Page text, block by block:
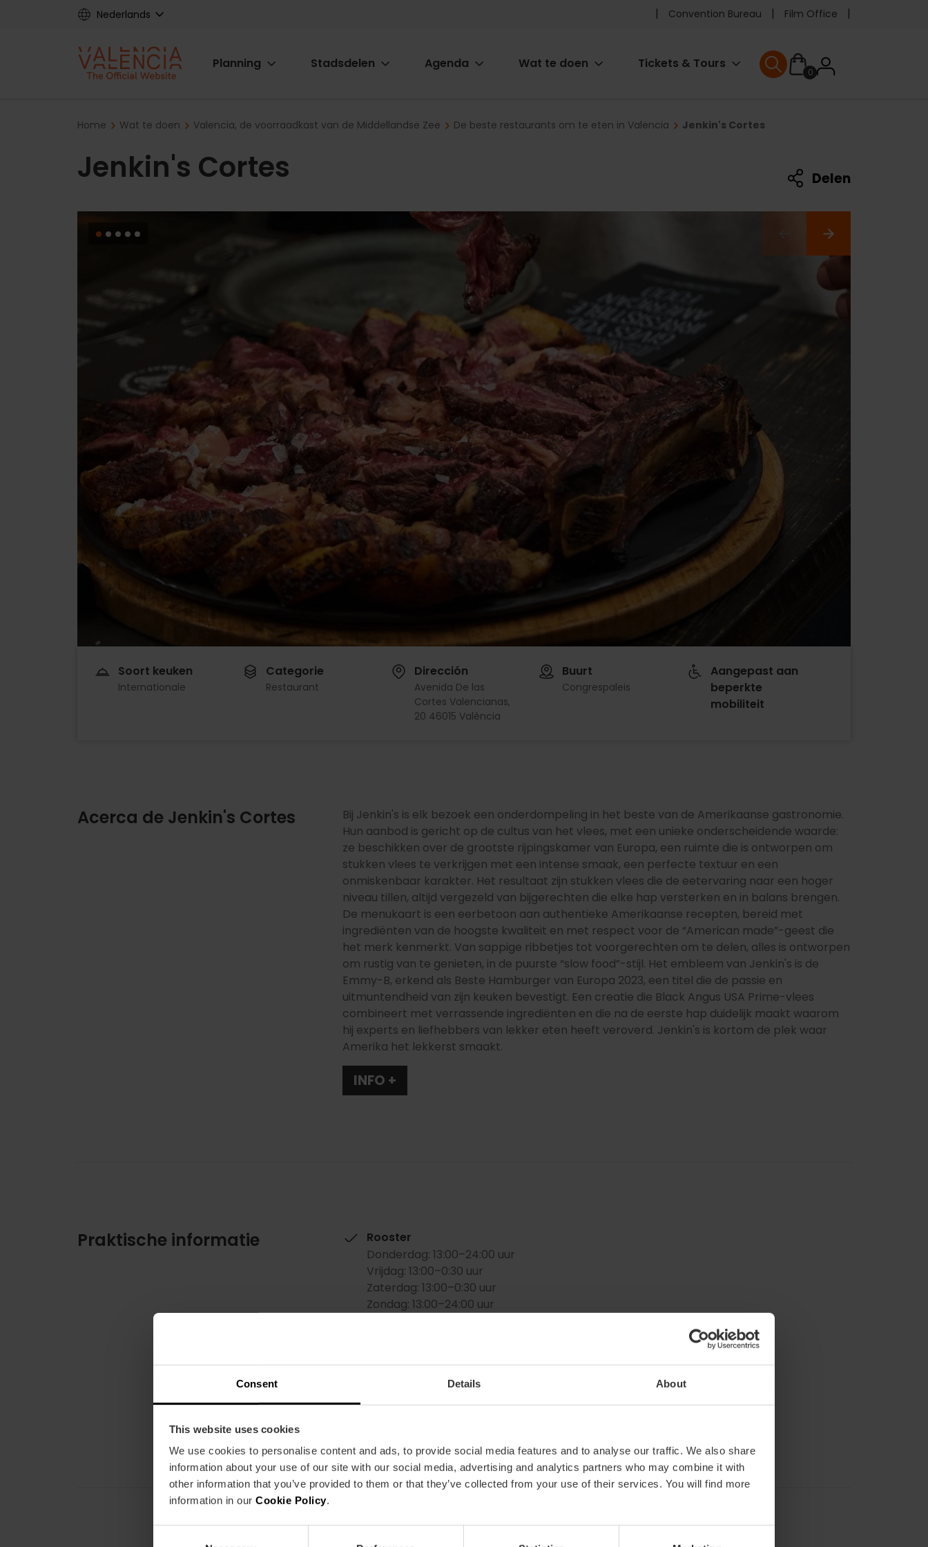
Consent Details About
This website uses cookies
We use cookies to personalise content and ads, to provide social media features and to analyse our traffic. We also share
information about your use of our site with our social media, advertising and analytics partners who may combine it with
other information that you’ve provided to them or that they’ve collected from your use of their services. You will find more
information in our Cookie Policy.
Nederlands
Pre
header
Convention Bureau Film Office
Main
Planning Stadsdelen Agenda Wat te doen Tickets & Tours
0User
User menu
Breadcrumb
Home Wat te doen Valencia, de voorraadkast van de Middellandse Zee De beste restaurants om te eten in Valencia Jenkin's Cortes
Jenkin's Cortes Delen
Soort keuken
Internationale
Categorie
Restaurant
Dirección
Avenida De las
Cortes Valencianas,
20 46015 València
Buurt
Congrespaleis
Aangepast aan
beperkte
mobiliteit
Acerca de Jenkin's Cortes
Bij Jenkin's is elk bezoek een onderdompeling in het beste van de Amerikaanse gastronomie.
Hun aanbod is gericht op de cultus van het vlees, met een unieke onderscheidende waarde:
ze beschikken over de grootste rijpingskamer van Europa, een ruimte die is ontworpen om
stukken vlees te verkrijgen met een intense smaak, een perfecte textuur en een
onmiskenbaar karakter. Het resultaat zijn stukken vlees die de eetervaring naar een hoger
niveau tillen, altijd vergezeld van bijgerechten die elke hap versterken en in balans brengen.
De menukaart is een eerbetoon aan authentieke Amerikaanse recepten, bereid met
ingrediënten van de hoogste kwaliteit en met respect voor de “American made”-geest die
het merk kenmerkt. Van sappige ribbetjes tot voorgerechten om te delen, alles is ontworpen
om rustig van te genieten, in de puurste “slow food”-stijl. Het embleem van Jenkin's is de
Emmy-B, erkend als Beste Hamburger van Europa 2023, een titel die de passie en
uitmuntendheid van zijn keuken bevestigt. Een creatie die Black Angus USA Prime-vlees
combineert met verrassende ingrediënten en die na de eerste hap duidelijk maakt waarom
hij experts en liefhebbers van lekker eten heeft veroverd. Jenkin's is kortom de plek waar
Amerika het lekkerst smaakt.
INFO +
Praktische informatie
Rooster
Donderdag: 13:00–24:00 uur
Vrijdag: 13:00–0:30 uur
Zaterdag: 13:00–0:30 uur
Zondag: 13:00–24:00 uur
Woensdag: 13:00–24:00 uur
Gemiddelde prijs
30.00€